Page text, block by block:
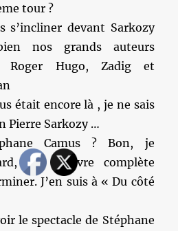
tour ?
s’incliner devant Sarkozy
nos grands auteurs
Roger Hugo, Zadig et
était encore là , je ne sais
Pierre Sarkozy …
Camus ? Bon, je
j’ai l’œuvre complète
J’en suis à « Du côté
le spectacle de Stéphane